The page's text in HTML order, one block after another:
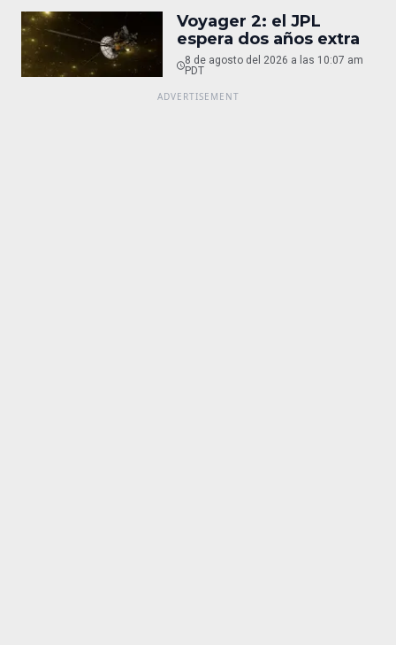
Voyager 2: el JPL
espera dos años extra
8 de agosto del 2026 a las 10:07 am
PDT